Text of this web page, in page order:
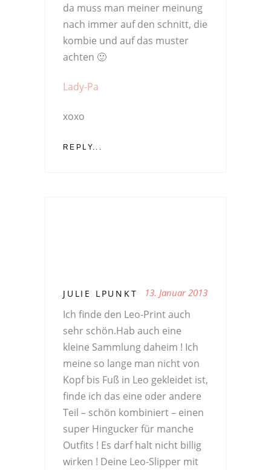
da muss man meiner meinung
nach immer auf den schnitt, die
kombie und auf das muster
achten 🙂
Lady-Pa
xoxo
REPLY...
JULIE LPUNKT 13. Januar 2013
Ich finde den Leo-Print auch
sehr schön.Hab auch eine
kleine Sammlung daheim ! Ich
meine so lange man nicht von
Kopf bis Fuß in Leo gekleidet ist,
finde ich das eine oder andere
Teil – schön kombiniert – einen
super Hingucker für manche
Outfits ! Es darf halt nicht billig
wirken ! Deine Leo-Slipper mit